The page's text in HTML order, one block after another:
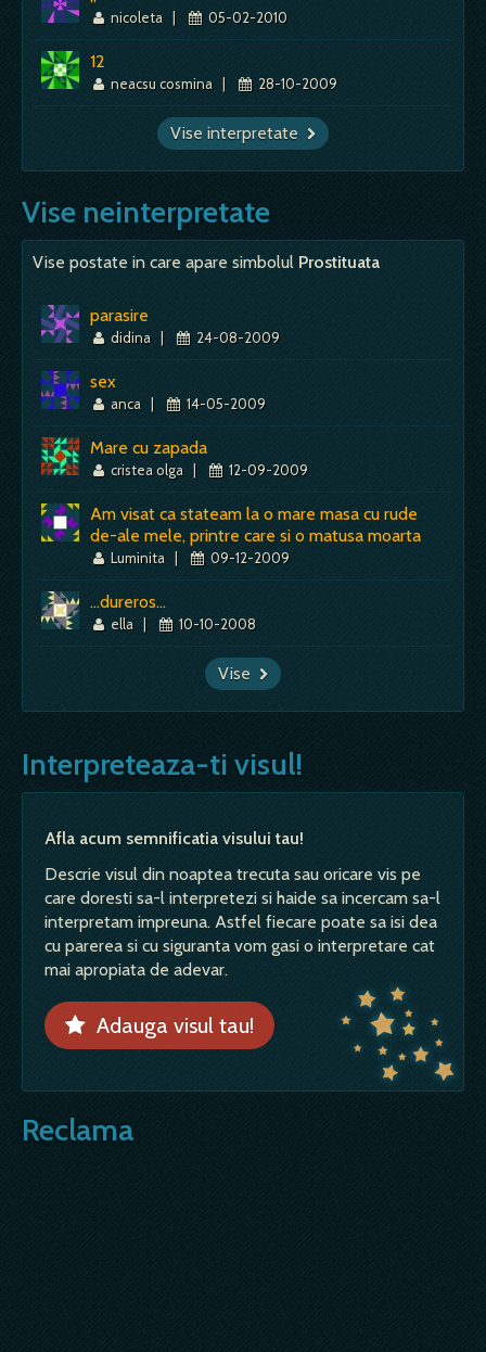
nicoleta | 05-02-2010
12
neacsu cosmina | 28-10-2009
Vise interpretate
Vise neinterpretate
Vise postate in care apare simbolul Prostituata
parasire
didina | 24-08-2009
sex
anca | 14-05-2009
Mare cu zapada
cristea olga | 12-09-2009
Am visat ca stateam la o mare masa cu rude
de-ale mele, printre care si o matusa moarta
Luminita | 09-12-2009
...dureros...
ella | 10-10-2008
Vise
Interpreteaza-ti visul!
Afla acum semnificatia visului tau!
Descrie visul din noaptea trecuta sau oricare vis pe
care doresti sa-l interpretezi si haide sa incercam sa-l
interpretam impreuna. Astfel fiecare poate sa isi dea
cu parerea si cu siguranta vom gasi o interpretare cat
mai apropiata de adevar.
Adauga visul tau!
Reclama